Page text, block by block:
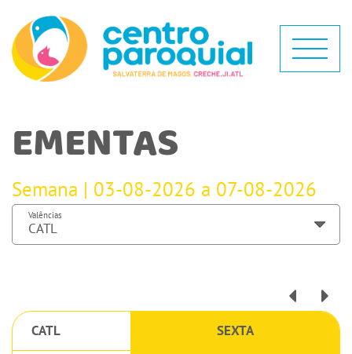
EMENTAS
Semana | 03-08-2026 a 07-08-2026
Valências
CATL SEXTA